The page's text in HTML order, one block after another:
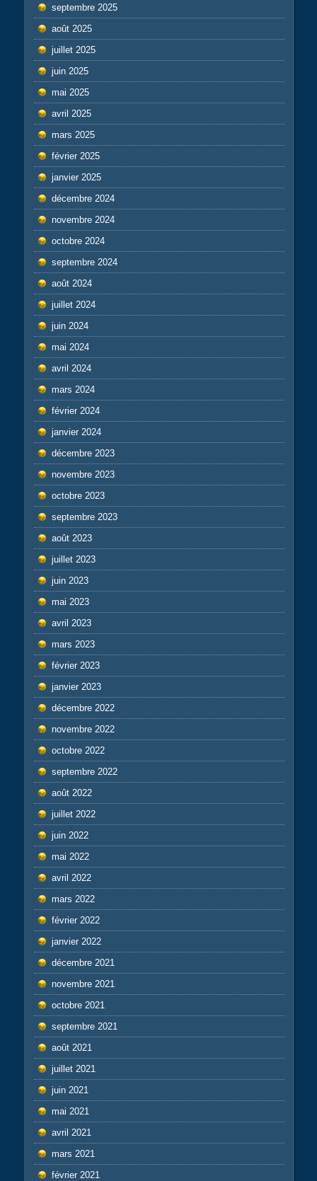
septembre 2025
août 2025
juillet 2025
juin 2025
mai 2025
avril 2025
mars 2025
février 2025
janvier 2025
décembre 2024
novembre 2024
octobre 2024
septembre 2024
août 2024
juillet 2024
juin 2024
mai 2024
avril 2024
mars 2024
février 2024
janvier 2024
décembre 2023
novembre 2023
octobre 2023
septembre 2023
août 2023
juillet 2023
juin 2023
mai 2023
avril 2023
mars 2023
février 2023
janvier 2023
décembre 2022
novembre 2022
octobre 2022
septembre 2022
août 2022
juillet 2022
juin 2022
mai 2022
avril 2022
mars 2022
février 2022
janvier 2022
décembre 2021
novembre 2021
octobre 2021
septembre 2021
août 2021
juillet 2021
juin 2021
mai 2021
avril 2021
mars 2021
février 2021